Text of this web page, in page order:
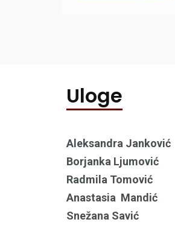
Uloge
Aleksandra Janković
Borjanka Ljumović
Radmila Tomović
Anastasia Mandić
Snežana Savić